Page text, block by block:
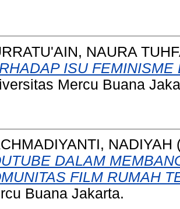
NAURA
ISU FEMINISME
Mercu Buana
NADIYAH
DALAM
FILM RUMAH
Buana Jakarta.